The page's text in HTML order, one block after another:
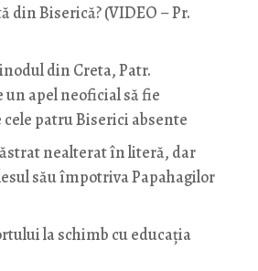
Biserică? (VIDEO – Pr.
din Creta, Patr.
apel neoficial să fie
cele patru Biserici absente
nealterat în literă, dar
său împotriva Papahagilor
la schimb cu educaţia